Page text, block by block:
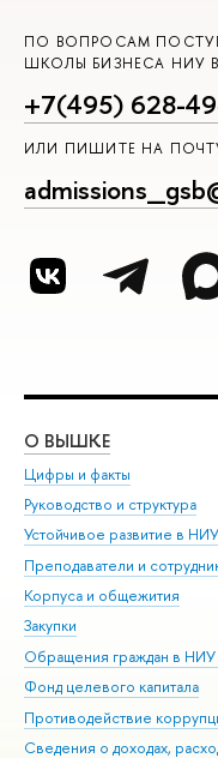
ПО ВОПРОСАМ
ШКОЛЫ БИЗНЕСА НИУ
+7(495) 628-
ИЛИ ПИШИТЕ НА
О ВЫШКЕ
Цифры и факты
Руководство и структура
Устойчивое развитие в
Преподаватели и
Корпуса и общежития
Закупки
Обращения граждан в
Фонд целевого капитала
Противодействие
Сведения о доходах,